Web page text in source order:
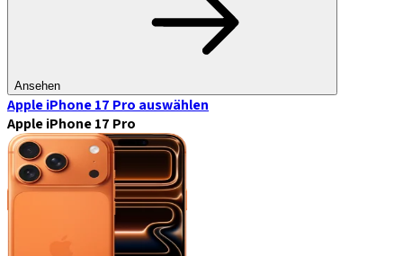
Ansehen
Apple iPhone 17 Pro auswählen
Apple iPhone 17 Pro